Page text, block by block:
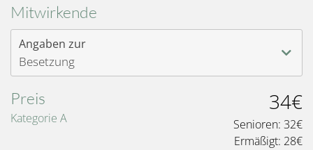
Mitwirkende
Angaben zur
Besetzung
Preis
Kategorie A
34€
Senioren: 32€
Ermäßigt: 28€